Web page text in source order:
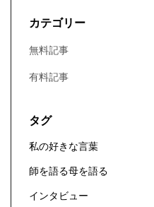
カテゴリー
無料記事
有料記事
タグ
私の好きな言葉
師を語る母を語る
インタビュー